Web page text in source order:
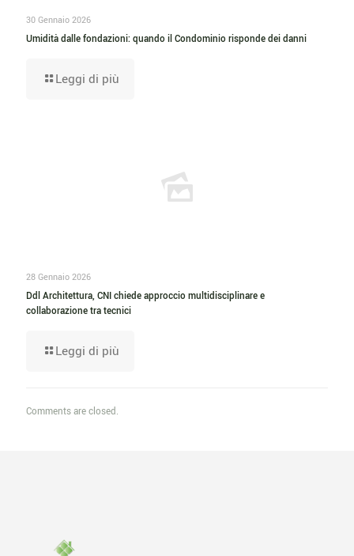
30 Gennaio 2026
Umidità dalle fondazioni: quando il Condominio risponde dei danni
Leggi di più
28 Gennaio 2026
Ddl Architettura, CNI chiede approccio multidisciplinare e
collaborazione tra tecnici
Leggi di più
Comments are closed.